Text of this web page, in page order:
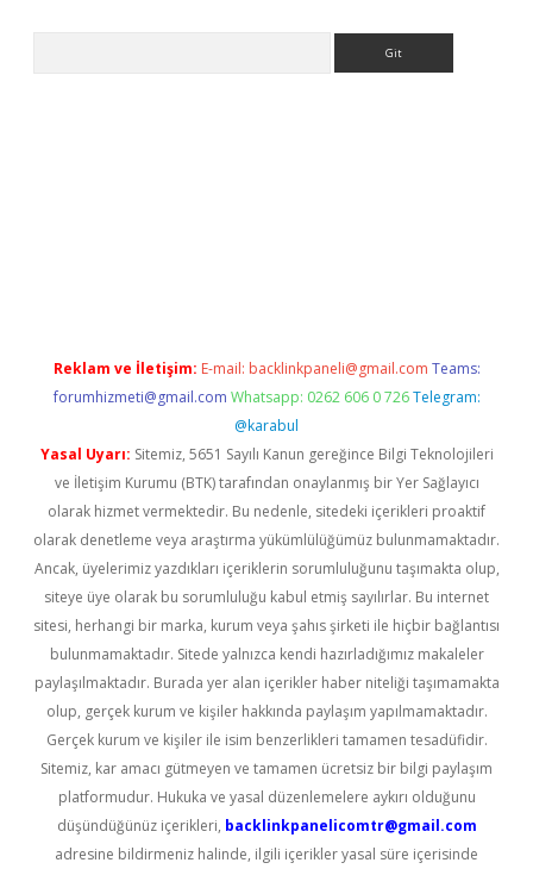
Reklam ve İletişim: E-mail: backlinkpaneli@gmail.com Teams:
forumhizmeti@gmail.com Whatsapp: 0262 606 0 726 Telegram:
@karabul
Yasal Uyarı: Sitemiz, 5651 Sayılı Kanun gereğince Bilgi Teknolojileri
ve İletişim Kurumu (BTK) tarafından onaylanmış bir Yer Sağlayıcı
olarak hizmet vermektedir. Bu nedenle, sitedeki içerikleri proaktif
olarak denetleme veya araştırma yükümlülüğümüz bulunmamaktadır.
Ancak, üyelerimiz yazdıkları içeriklerin sorumluluğunu taşımakta olup,
siteye üye olarak bu sorumluluğu kabul etmiş sayılırlar. Bu internet
sitesi, herhangi bir marka, kurum veya şahıs şirketi ile hiçbir bağlantısı
bulunmamaktadır. Sitede yalnızca kendi hazırladığımız makaleler
paylaşılmaktadır. Burada yer alan içerikler haber niteliği taşımamakta
olup, gerçek kurum ve kişiler hakkında paylaşım yapılmamaktadır.
Gerçek kurum ve kişiler ile isim benzerlikleri tamamen tesadüfidir.
Sitemiz, kar amacı gütmeyen ve tamamen ücretsiz bir bilgi paylaşım
platformudur. Hukuka ve yasal düzenlemelere aykırı olduğunu
düşündüğünüz içerikleri, backlinkpanelicomtr@gmail.com
adresine bildirmeniz halinde, ilgili içerikler yasal süre içerisinde